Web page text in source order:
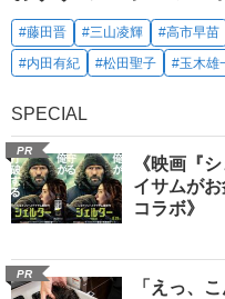
#藤田晋 #三山凌輝 #高市早苗
#内田有紀
#松田聖子 #玉木雄
SPECIAL
PR
《映画『
イサムがお
コラボ》
PR
「えっ、